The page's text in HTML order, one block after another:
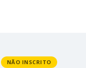
NÃO INSCRITO